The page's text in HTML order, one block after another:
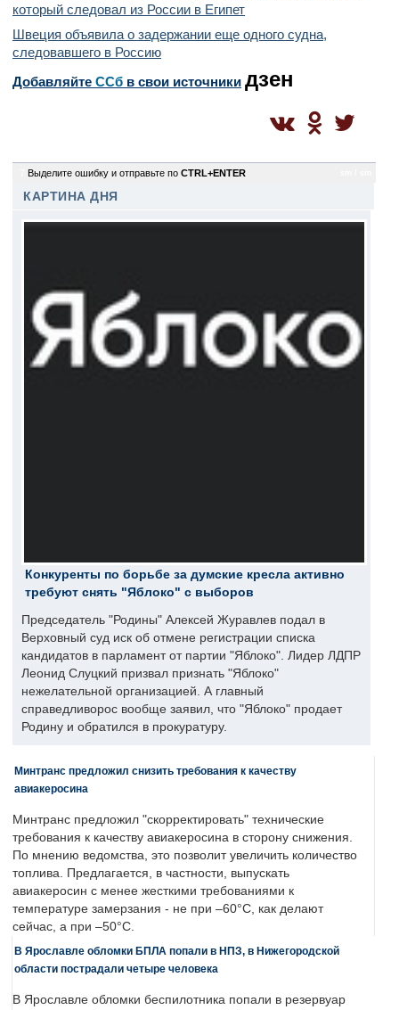
который следовал из России в Египет
Швеция объявила о задержании еще одного судна,
следовавшего в Россию
Добавляйте CСб в свои источники дзен
Выделите ошибку и отправьте по CTRL+ENTER
КАРТИНА ДНЯ
Конкуренты по борьбе за думские кресла активно
требуют снять "Яблоко" с выборов
Председатель "Родины" Алексей Журавлев подал в
Верховный суд иск об отмене регистрации списка
кандидатов в парламент от партии "Яблоко". Лидер ЛДПР
Леонид Слуцкий призвал признать "Яблоко"
нежелательной организацией. А главный
справедливорос вообще заявил, что "Яблоко" продает
Родину и обратился в прокуратуру.
Минтранс предложил снизить требования к качеству
авиакеросина
Минтранс предложил "скорректировать" технические
требования к качеству авиакеросина в сторону снижения.
По мнению ведомства, это позволит увеличить количество
топлива. Предлагается, в частности, выпускать
авиакеросин с менее жесткими требованиями к
температуре замерзания - не при –60°C, как делают
сейчас, а при –50°C.
В Ярославле обломки БПЛА попали в НПЗ, в Нижегородской
области пострадали четыре человека
В Ярославле обломки беспилотника попали в резервуар